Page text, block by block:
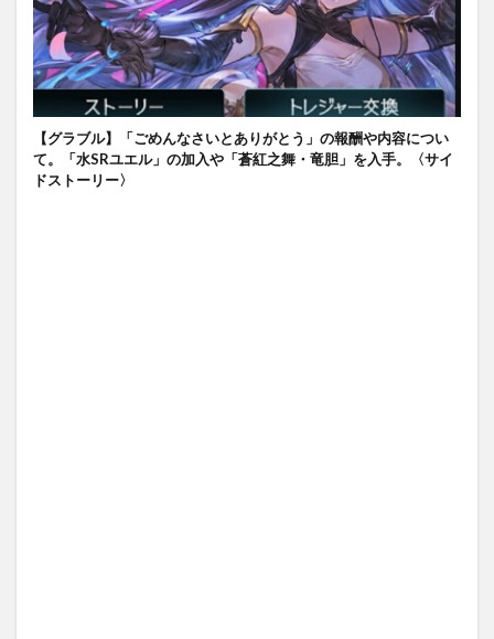
【グラブル】「ごめんなさいとありがとう」の報酬や内容につい
て。「水SRユエル」の加入や「蒼紅之舞・竜胆」を入手。〈サイ
ドストーリー〉